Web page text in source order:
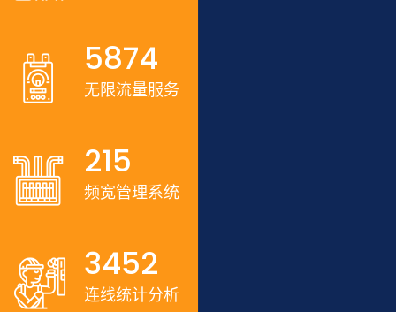
5874
无限流量服务
215
频宽管理系统
3452
连线统计分析